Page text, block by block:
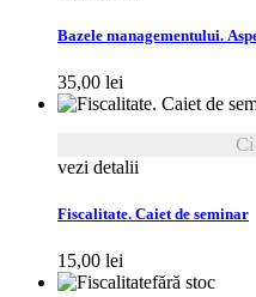
Bazele managementului.
35,00 lei
vezi detalii
Fiscalitate. Caiet de seminar
15,00 lei
fără stoc